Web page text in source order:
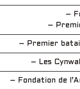
–
–
– Premier
– Les
– Fondation de